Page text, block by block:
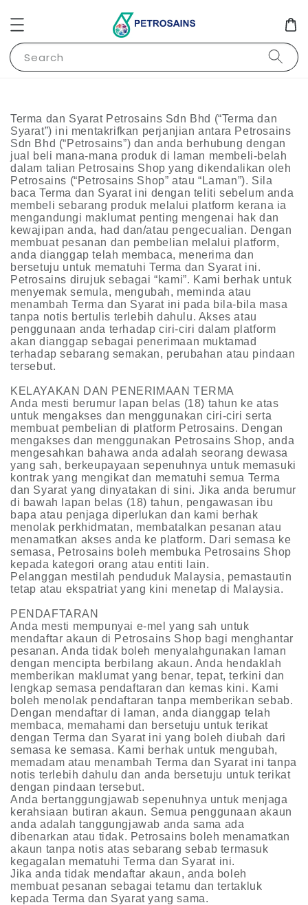
Search
Terma dan Syarat Petrosains Sdn Bhd (“Terma dan
Syarat”) ini mentakrifkan perjanjian antara Petrosains
Sdn Bhd (“Petrosains”) dan anda berhubung dengan
jual beli mana-mana produk di laman membeli-belah
dalam talian Petrosains Shop yang dikendalikan oleh
Petrosains (“Petrosains Shop” atau “Laman”). Sila
baca Terma dan Syarat ini dengan teliti sebelum anda
membeli sebarang produk melalui platform kerana ia
mengandungi maklumat penting mengenai hak dan
kewajipan anda, had dan/atau pengecualian. Dengan
membuat pesanan dan pembelian melalui platform,
anda dianggap telah membaca, menerima dan
bersetuju untuk mematuhi Terma dan Syarat ini.
Petrosains dirujuk sebagai “kami”. Kami berhak untuk
menyemak semula, mengubah, meminda atau
menambah Terma dan Syarat ini pada bila-bila masa
tanpa notis bertulis terlebih dahulu. Akses atau
penggunaan anda terhadap ciri-ciri dalam platform
akan dianggap sebagai penerimaan muktamad
terhadap sebarang semakan, perubahan atau pindaan
tersebut.
KELAYAKAN DAN PENERIMAAN TERMA
Anda mesti berumur lapan belas (18) tahun ke atas
untuk mengakses dan menggunakan ciri-ciri serta
membuat pembelian di platform Petrosains. Dengan
mengakses dan menggunakan Petrosains Shop, anda
mengesahkan bahawa anda adalah seorang dewasa
yang sah, berkeupayaan sepenuhnya untuk memasuki
kontrak yang mengikat dan mematuhi semua Terma
dan Syarat yang dinyatakan di sini. Jika anda berumur
di bawah lapan belas (18) tahun, pengawasan ibu
bapa atau penjaga diperlukan dan kami berhak
menolak perkhidmatan, membatalkan pesanan atau
menamatkan akses anda ke platform. Dari semasa ke
semasa, Petrosains boleh membuka Petrosains Shop
kepada kategori orang atau entiti lain.
Pelanggan mestilah penduduk Malaysia, pemastautin
tetap atau ekspatriat yang kini menetap di Malaysia.
PENDAFTARAN
Anda mesti mempunyai e-mel yang sah untuk
mendaftar akaun di Petrosains Shop bagi menghantar
pesanan. Anda tidak boleh menyalahgunakan laman
dengan mencipta berbilang akaun. Anda hendaklah
memberikan maklumat yang benar, tepat, terkini dan
lengkap semasa pendaftaran dan kemas kini. Kami
boleh menolak pendaftaran tanpa memberikan sebab.
Dengan mendaftar di laman, anda dianggap telah
membaca, memahami dan bersetuju untuk terikat
dengan Terma dan Syarat ini yang boleh diubah dari
semasa ke semasa. Kami berhak untuk mengubah,
memadam atau menambah Terma dan Syarat ini tanpa
notis terlebih dahulu dan anda bersetuju untuk terikat
dengan pindaan tersebut.
Anda bertanggungjawab sepenuhnya untuk menjaga
kerahsiaan butiran akaun. Semua penggunaan akaun
anda adalah tanggungjawab anda sama ada
dibenarkan atau tidak. Petrosains boleh menamatkan
akaun tanpa notis atas sebarang sebab termasuk
kegagalan mematuhi Terma dan Syarat ini.
Jika anda tidak mendaftar akaun, anda boleh
membuat pesanan sebagai tetamu dan tertakluk
kepada Terma dan Syarat yang sama.